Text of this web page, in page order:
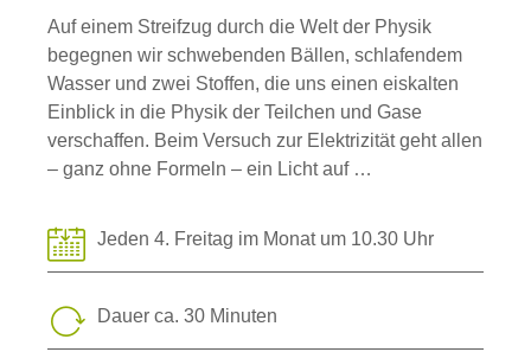
Auf einem Streifzug durch die Welt der Physik
begegnen wir schwebenden Bällen, schlafendem
Wasser und zwei Stoffen, die uns einen eiskalten
Einblick in die Physik der Teilchen und Gase
verschaffen. Beim Versuch zur Elektrizität geht allen
– ganz ohne Formeln – ein Licht auf …
Jeden 4. Freitag im Monat um 10.30 Uhr
Dauer ca. 30 Minuten